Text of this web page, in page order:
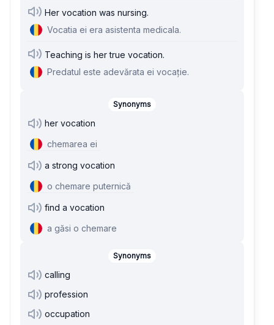
Her vocation was nursing.
Vocatia ei era asistenta medicala.
Teaching is her true vocation.
Predatul este adevărata ei vocație.
Synonyms
her vocation
chemarea ei
a strong vocation
o chemare puternică
find a vocation
a găsi o chemare
Synonyms
calling
profession
occupation